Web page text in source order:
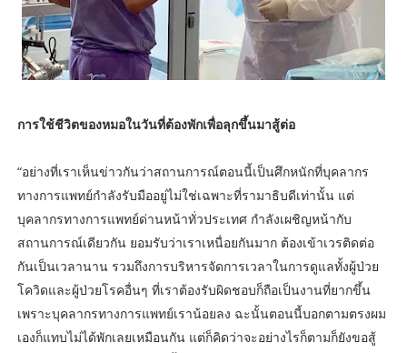
การใช้ชีวิตของหมอในวันที่ต้องพักเพื่อลุกขึ้นมาสู้ต่อ
“อย่างที่เราเห็นข่าวกันว่าสถานการณ์ตอนนี้เป็นศึกหนักที่บุคลากร
ทางการแพทย์กำลังรับมืออยู่ไม่ใช่เฉพาะที่รามาธิบดีเท่านั้น แต่
บุคลากรทางการแพทย์ด่านหน้าทั่วประเทศ กำลังเผชิญหน้ากับ
สถานการณ์เดียวกัน ยอมรับว่าเราเหนื่อยกันมาก ต้องเข้าเวรติดต่อ
กันเป็นเวลานาน รวมถึงการบริหารจัดการเวลาในการดูแลทั้งผู้ป่วย
โควิดและผู้ป่วยโรคอื่นๆ ที่เราต้องรับผิดชอบก็ถือเป็นงานที่ยากขึ้น
เพราะบุคลากรทางการแพทย์เราน้อยลง ฉะนั้นตอนนี้บอกตามตรงผม
เองก็แทบไม่ได้พักเลยเหมือนกัน แต่ก็คิดว่าจะอย่างไรก็ตามก็ยังขอสู้